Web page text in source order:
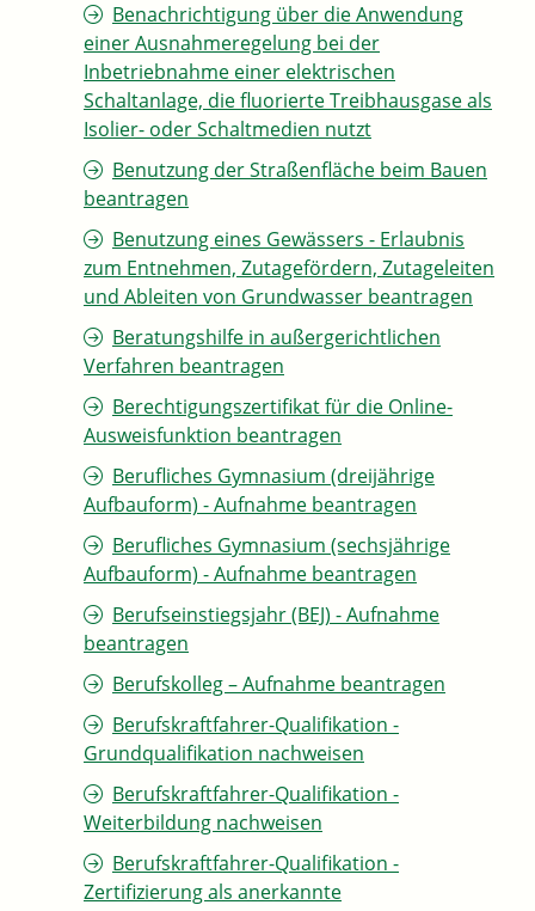
Benachrichtigung über die Anwendung
einer Ausnahmeregelung bei der
Inbetriebnahme einer elektrischen
Schaltanlage, die fluorierte Treibhausgase als
Isolier- oder Schaltmedien nutzt
Benutzung der Straßenfläche beim Bauen
beantragen
Benutzung eines Gewässers - Erlaubnis
zum Entnehmen, Zutagefördern, Zutageleiten
und Ableiten von Grundwasser beantragen
Beratungshilfe in außergerichtlichen
Verfahren beantragen
Berechtigungszertifikat für die Online-
Ausweisfunktion beantragen
Berufliches Gymnasium (dreijährige
Aufbauform) - Aufnahme beantragen
Berufliches Gymnasium (sechsjährige
Aufbauform) - Aufnahme beantragen
Berufseinstiegsjahr (BEJ) - Aufnahme
beantragen
Berufskolleg – Aufnahme beantragen
Berufskraftfahrer-Qualifikation -
Grundqualifikation nachweisen
Berufskraftfahrer-Qualifikation -
Weiterbildung nachweisen
Berufskraftfahrer-Qualifikation -
Zertifizierung als anerkannte